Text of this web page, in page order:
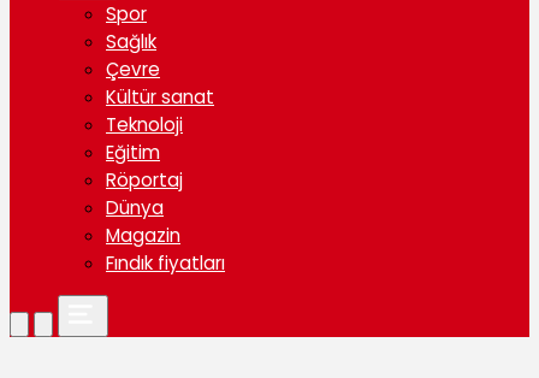
Spor
Sağlık
Çevre
Kültür sanat
Teknoloji
Eğitim
Röportaj
Dünya
Magazin
Fındık fiyatları